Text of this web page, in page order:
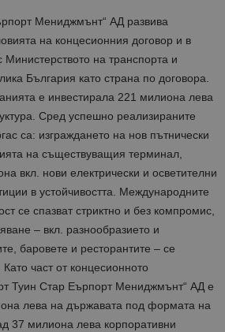
Мениджмънт“ АД развива
на концесионния договор и в
Министерството на транспорта и
България като страна по договора.
е инвестирала 221 милиона лева
Сред успешно реализираните
са: изграждането на нов пътнически
на съществуващия терминал,
вкл. нови електрически и осветителни
в устойчивостта. Международните
се спазват стриктно и без компромис,
– вкл. разнообразието и
баровете и ресторантите – се
част от концесионното
Туин Стар Еърпорт Мениджмънт“ АД е
лева на държавата под формата на
37 милиона лева корпоративни